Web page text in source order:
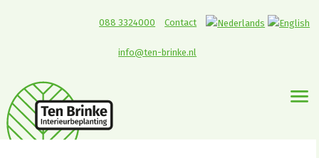
Contact
088 3324000
info@ten-brinke.nl